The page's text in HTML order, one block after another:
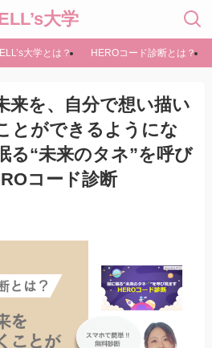
大学
大学とは？ HEROコード診断とは？
来を、自分で想い描い
とができるようにな
る“未来のタネ”を呼び
コード診断